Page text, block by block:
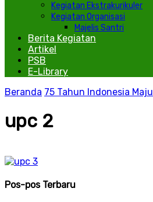
Kegiatan Ekstrakurikuler
Kegiatan Organisasi
Majelis Santri
Berita Kegiatan
Artikel
PSB
E-Library
Beranda 75 Tahun Indonesia Maju
upc 2
Pos-pos Terbaru